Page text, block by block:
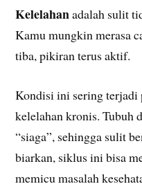
Kelelahanadalah sulit
Kamu mungkin merasa
tiba, pikiran terus aktif.
Kondisi ini sering terjadi
kelelahan kronis. Tubuh
“siaga”, sehingga sulit
biarkan, siklus ini bisa
memicu masalah